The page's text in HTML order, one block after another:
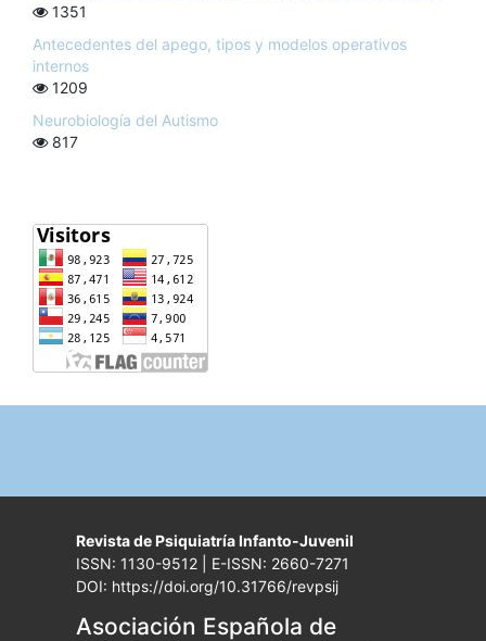
1351
Antecedentes del apego, tipos y modelos operativos
internos
1209
Neurobiología del Autismo
817
Revista de Psiquiatría Infanto-Juvenil
ISSN: 1130-9512 | E-ISSN: 2660-7271
DOI: https://doi.org/10.31766/revpsij
Asociación Española de